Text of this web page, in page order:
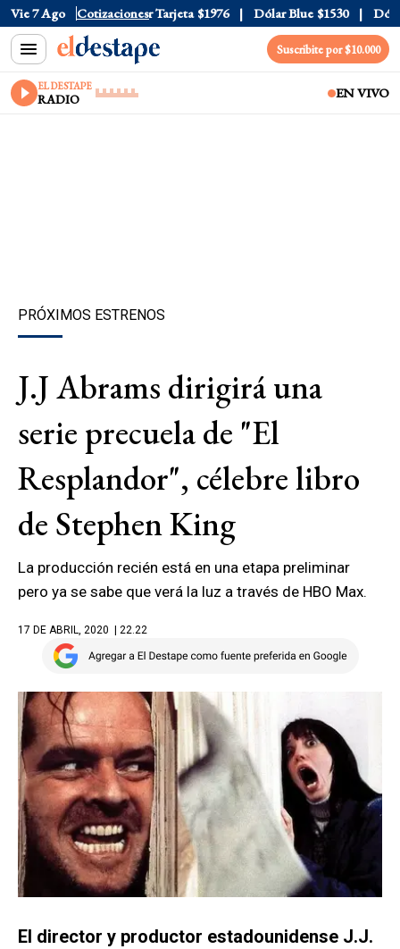
Vie 7 Ago Cotizaciones
Oficial $1520 Dólar Tarjeta $1976 Dólar Blue $1530 Dólar
Suscribite por $10.000
EL DESTAPE
RADIO EN VIVO
PRÓXIMOS ESTRENOS
J.J Abrams dirigirá una
serie precuela de "El
Resplandor", célebre libro
de Stephen King
La producción recién está en una etapa preliminar
pero ya se sabe que verá la luz a través de HBO Max.
17 DE ABRIL, 2020 | 22.22
El director y productor estadounidense J.J.